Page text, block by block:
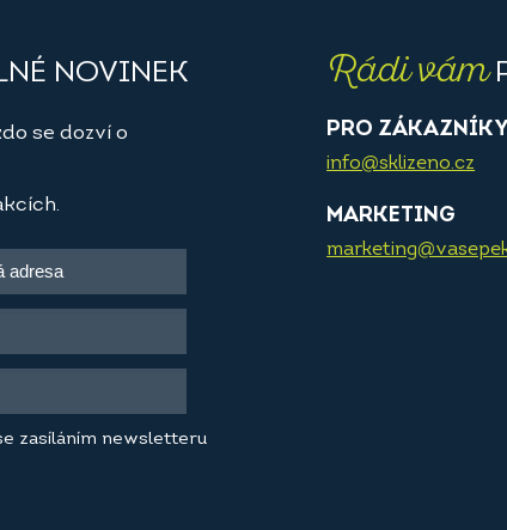
NOVINEK
se dozví o
zasíláním newsletteru
Rádi vám
PRO ZÁKAZNÍKY
info@sklizeno.cz
MARKETING